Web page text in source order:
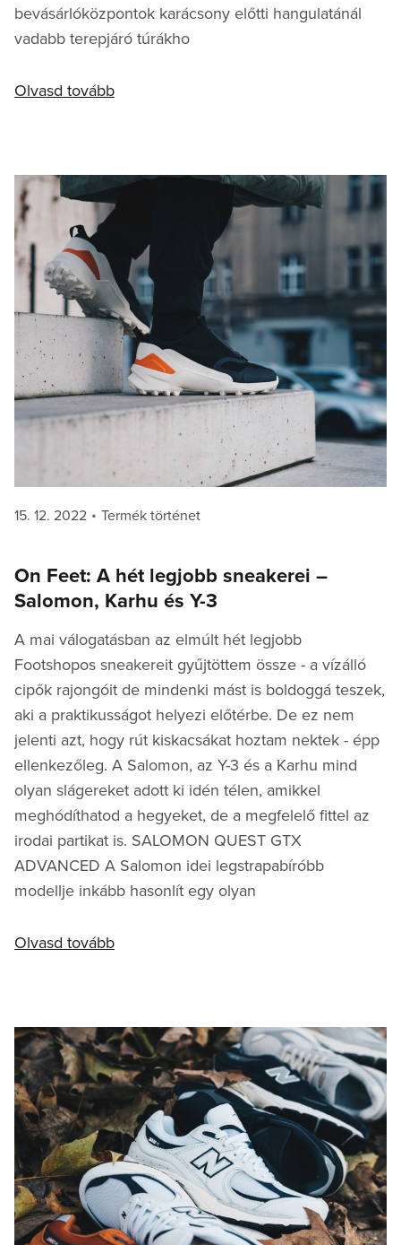
bevásárlóközpontok karácsony előtti hangulatánál
vadabb terepjáró túrákho
Olvasd tovább
Posted
15. 12. 2022 Categories
Termék történet
On Feet: A hét legjobb sneakerei –
Salomon, Karhu és Y-3
A mai válogatásban az elmúlt hét legjobb
Footshopos sneakereit gyűjtöttem össze - a vízálló
cipők rajongóit de mindenki mást is boldoggá teszek,
aki a praktikusságot helyezi előtérbe. De ez nem
jelenti azt, hogy rút kiskacsákat hoztam nektek - épp
ellenkezőleg. A Salomon, az Y-3 és a Karhu mind
olyan slágereket adott ki idén télen, amikkel
meghódíthatod a hegyeket, de a megfelelő fittel az
irodai partikat is. SALOMON QUEST GTX
ADVANCED A Salomon idei legstrapabíróbb
modellje inkább hasonlít egy olyan
Olvasd tovább